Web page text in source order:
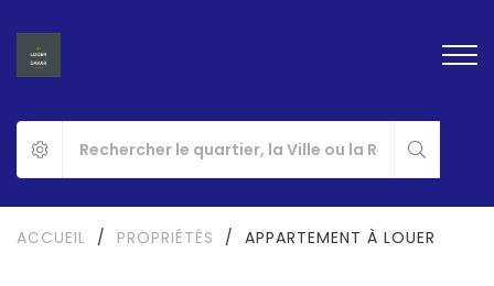
ACCUEIL / PROPRIÉTÉS / APPARTEMENT À LOUER